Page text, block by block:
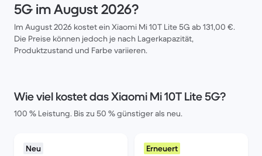
5G im August 2026?
Im August 2026 kostet ein Xiaomi Mi 10T Lite 5G ab 131,00 €.
Die Preise können jedoch je nach Lagerkapazität,
Produktzustand und Farbe variieren.
Wie viel kostet das Xiaomi Mi 10T Lite 5G?
100 % Leistung. Bis zu 50 % günstiger als neu.
Neu Erneuert